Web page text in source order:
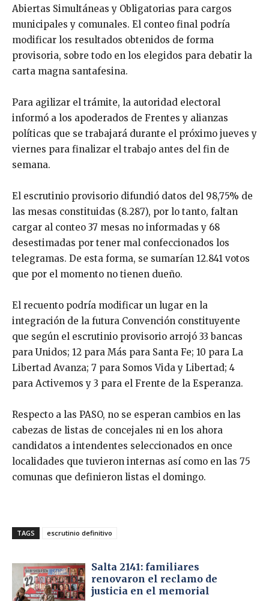
Abiertas Simultáneas y Obligatorias para cargos
municipales y comunales. El conteo final podría
modificar los resultados obtenidos de forma
provisoria, sobre todo en los elegidos para debatir la
carta magna santafesina.
Para agilizar el trámite, la autoridad electoral
informó a los apoderados de Frentes y alianzas
políticas que se trabajará durante el próximo jueves y
viernes para finalizar el trabajo antes del fin de
semana.
El escrutinio provisorio difundió datos del 98,75% de
las mesas constituidas (8.287), por lo tanto, faltan
cargar al conteo 37 mesas no informadas y 68
desestimadas por tener mal confeccionados los
telegramas. De esta forma, se sumarían 12.841 votos
que por el momento no tienen dueño.
El recuento podría modificar un lugar en la
integración de la futura Convención constituyente
que según el escrutinio provisorio arrojó 33 bancas
para Unidos; 12 para Más para Santa Fe; 10 para La
Libertad Avanza; 7 para Somos Vida y Libertad; 4
para Activemos y 3 para el Frente de la Esperanza.
Respecto a las PASO, no se esperan cambios en las
cabezas de listas de concejales ni en los ahora
candidatos a intendentes seleccionados en once
localidades que tuvieron internas así como en las 75
comunas que definieron listas el domingo.
TAGS escrutinio definitivo
Salta 2141: familiares
renovaron el reclamo de
justicia en el memorial